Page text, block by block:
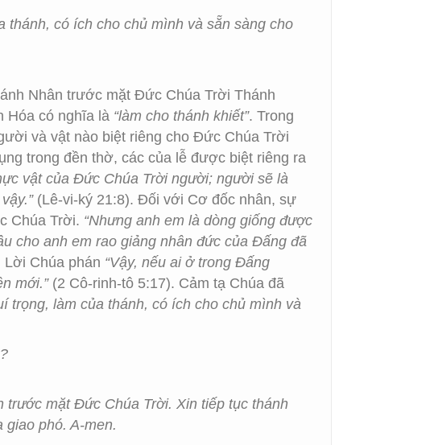
thánh, có ích cho chủ mình và sẵn sàng cho
Nhân trước mặt Đức Chúa Trời Thánh
Hóa có nghĩa là “làm cho thánh khiết”. Trong
và vật nào biệt riêng cho Đức Chúa Trời
trong đền thờ, các của lễ được biệt riêng ra
vật của Đức Chúa Trời người; người sẽ là
(Lê-vi-ký 21:8). Đối với Cơ đốc nhân, sự
Chúa Trời. “Nhưng anh em là dòng giống được
cho anh em rao giảng nhân đức của Đấng đã
Chúa phán “Vậy, nếu ai ở trong Đấng
mới.”(2 Cô-rinh-tô 5:17). Cảm tạ Chúa đã
trọng, làm của thánh, có ích cho chủ mình và
trước mặt Đức Chúa Trời. Xin tiếp tục thánh
phó. A-men.